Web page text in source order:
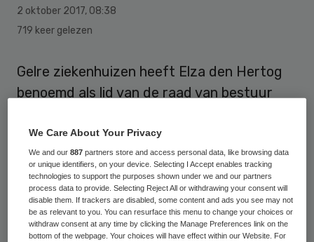
2 oktober 2017, 08:38
719 keer gelezen
Gelre ziekenhuizen heeft Elza den Hertog
benoemd als lid van de raad van bestuur
ziekenhuisorganisatie eind dit jaar verlaat.
Den Hertog (37) vervulde de afgelopen tien
jaar verschillende managementfuncties in
de ziekenhuiszorg. Op dit moment werkt ze
als zorgmanager voor de fusieziekenhuizen
We Care About Your Privacy
We and our887 partners store and access personal data, like browsing data
or unique identifiers, on your device. Selecting I Accept enables tracking
technologies to support the purposes shown under we and our partners
process data to provide. Selecting Reject All or withdrawing your consent will
disable them. If trackers are disabled, some content and ads you see may not
be as relevant to you. You can resurface this menu to change your choices or
withdraw consent at any time by clicking the Manage Preferences link on the
bottom of the webpage. Your choices will have effect within our Website. For